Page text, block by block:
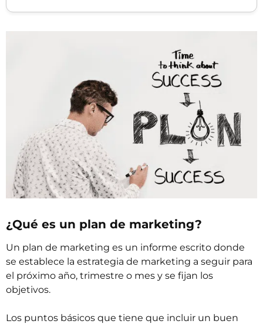
¿Qué es un plan de marketing?
Un plan de marketing es un informe escrito donde
se establece la estrategia de marketing a seguir para
el próximo año, trimestre o mes y se fijan los
objetivos.
Los puntos básicos que tiene que incluir un buen